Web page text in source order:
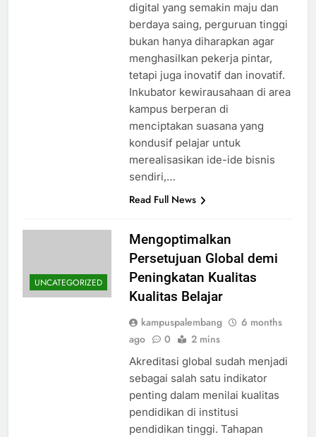
digital yang semakin maju dan
berdaya saing, perguruan tinggi
bukan hanya diharapkan agar
menghasilkan pekerja pintar,
tetapi juga inovatif dan inovatif.
Inkubator kewirausahaan di area
kampus berperan di
menciptakan suasana yang
kondusif pelajar untuk
merealisasikan ide-ide bisnis
sendiri,…
Read Full News
UNCATEGORIZED
Mengoptimalkan
Persetujuan Global demi
Peningkatan Kualitas
Kualitas Belajar
kampuspalembang
6 months
ago
0 2 mins
Akreditasi global sudah menjadi
sebagai salah satu indikator
penting dalam menilai kualitas
pendidikan di institusi
pendidikan tinggi. Tahapan